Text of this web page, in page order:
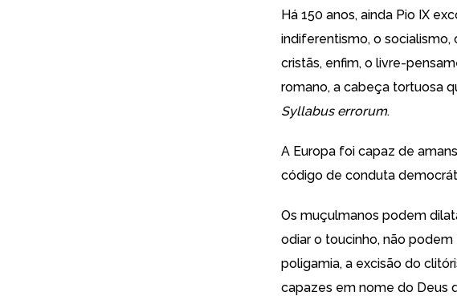
Há 150 anos, ainda Pio IX
indiferentismo, o socialismo,
cristãs, enfim, o livre-
romano, a cabeça tortuosa
Syllabus errorum.
A Europa foi capaz de
código de conduta
Os muçulmanos podem
odiar o toucinho, não
poligamia, a excisão do
capazes em nome do Deus